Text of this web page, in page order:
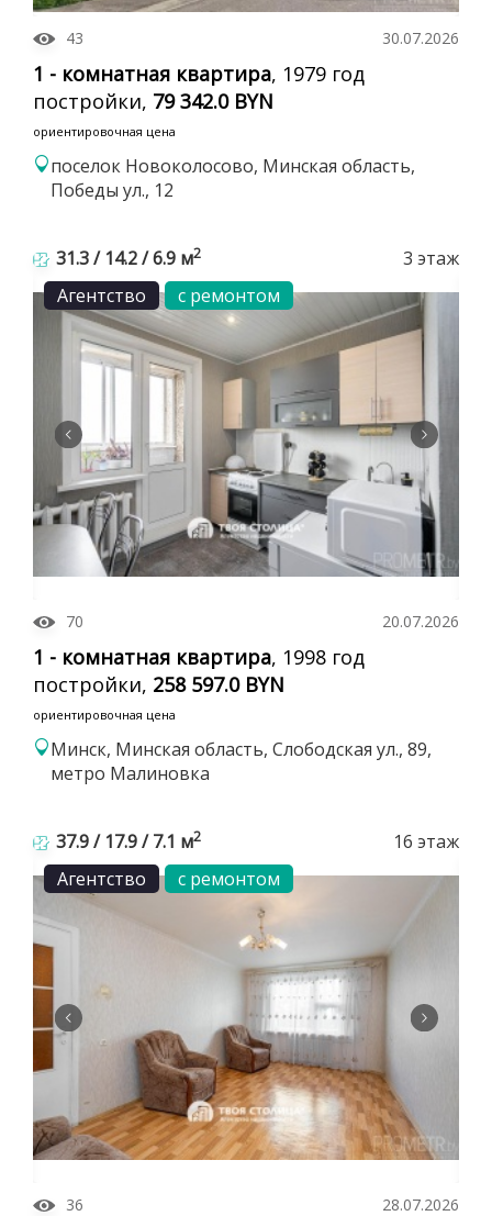
43 30.07.2026
1 - комнатная квартира, 1979 год
постройки, 79 342.0 BYN
ориентировочная цена
поселок Новоколосово, Минская область,
Победы ул., 12
31.3 / 14.2 / 6.9 м2
3 этаж
Агентство
с ремонтом
70 20.07.2026
1 - комнатная квартира, 1998 год
постройки, 258 597.0 BYN
ориентировочная цена
Минск, Минская область, Слободская ул., 89,
метро Малиновка
37.9 / 17.9 / 7.1 м2
16 этаж
Агентство
с ремонтом
36 28.07.2026